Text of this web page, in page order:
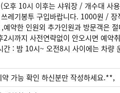
오후 10시 이후는 샤워장 / 개수대 사
레기봉투 구입바랍니다. 1000원 / 장
약한 인원외 추가인원과 방문객은
2시까지 사전연략없이 안오시면 예약
간 : 밤 10시~ 오전8시 사이에는 차량
가능 확인 하신분만 작성하세요.**,